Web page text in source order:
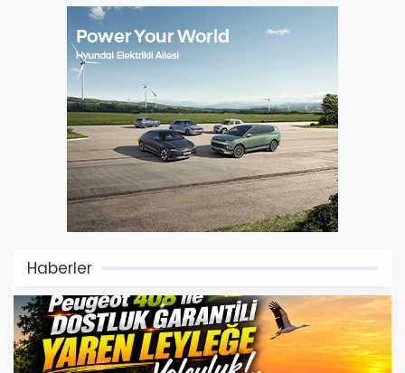
Haberler